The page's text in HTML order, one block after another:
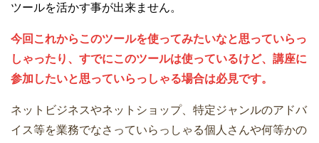
ツールを活かす事が出来ません。
今回これからこのツールを使ってみたいなと思っていらっ
しゃったり、すでにこのツールは使っているけど、講座に
参加したいと思っていらっしゃる場合は必見です。
ネットビジネスやネットショップ、特定ジャンルのアドバ
イス等を業務でなさっていらっしゃる個人さんや何等かの